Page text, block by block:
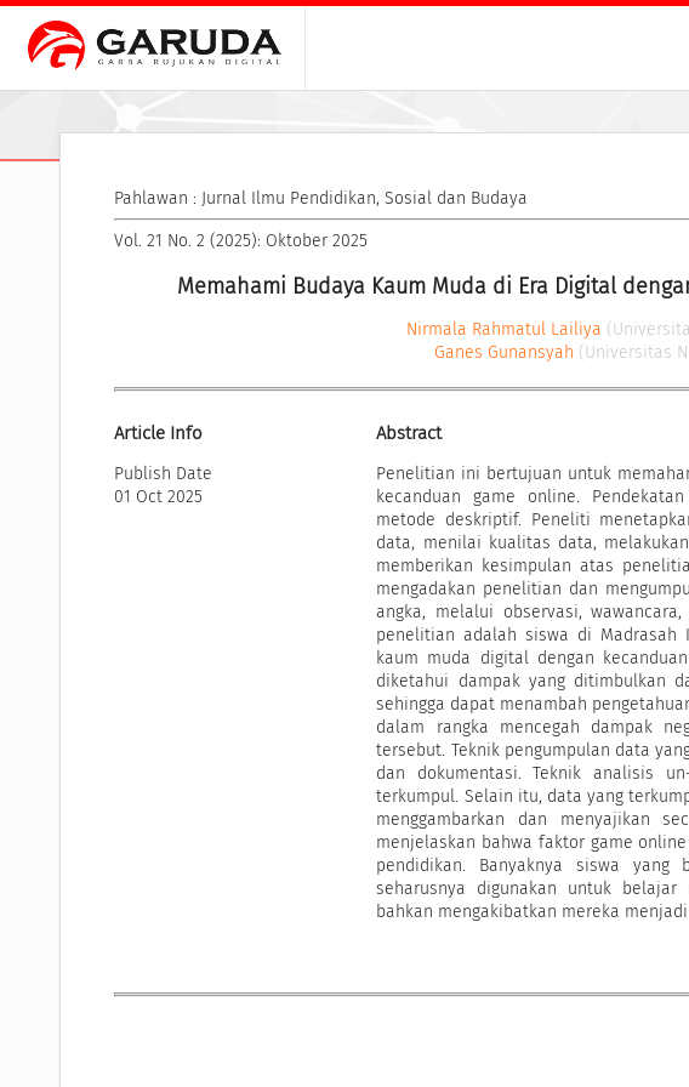
Pahlawan : Jurnal Ilmu Pendidikan, Sosial dan Budaya
Vol. 21 No. 2 (2025): Oktober 2025
Memahami Budaya Kaum Muda di Era Digital
Nirmala Rahmatul Lailiya
Ganes Gunansyah (Universitas
Article Info
Publish Date
01 Oct 2025
Abstract
Penelitian ini bertujuan untuk
kecanduan game online.
metode deskriptif. Peneliti
data, menilai kualitas data,
memberikan kesimpulan atas
mengadakan penelitian dan
angka, melalui observasi,
penelitian adalah siswa di Madrasah
kaum muda digital dengan
diketahui dampak yang ditimbulkan
sehingga dapat menambah
dalam rangka mencegah dampak
tersebut. Teknik pengumpulan data
dan dokumentasi. Teknik analisis
terkumpul. Selain itu, data yang
menggambarkan dan menyajikan
menjelaskan bahwa faktor game
pendidikan. Banyaknya siswa
seharusnya digunakan untuk
bahkan mengakibatkan mereka